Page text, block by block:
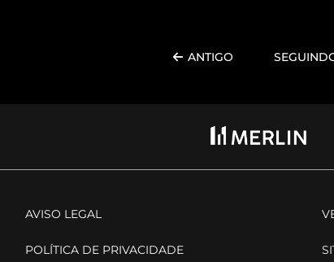
ANTIGO
AVISO LEGAL
POLÍTICA DE PRIVACIDADE